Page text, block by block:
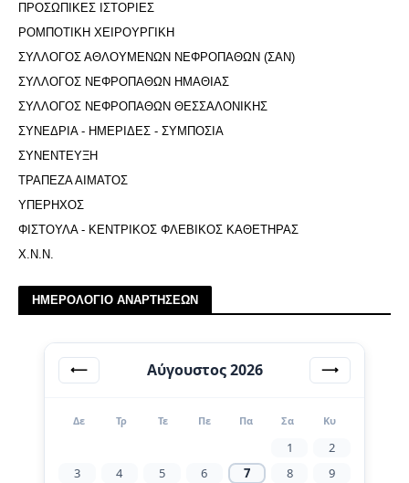
ΠΡΟΣΩΠΙΚΕΣ ΙΣΤΟΡΙΕΣ
ΡΟΜΠΟΤΙΚΗ ΧΕΙΡΟΥΡΓΙΚΗ
ΣΥΛΛΟΓΟΣ ΑΘΛΟΥΜΕΝΩΝ ΝΕΦΡΟΠΑΘΩΝ (ΣΑΝ)
ΣΥΛΛΟΓΟΣ ΝΕΦΡΟΠΑΘΩΝ ΗΜΑΘΙΑΣ
ΣΥΛΛΟΓΟΣ ΝΕΦΡΟΠΑΘΩΝ ΘΕΣΣΑΛΟΝΙΚΗΣ
ΣΥΝΕΔΡΙΑ - ΗΜΕΡΙΔΕΣ - ΣΥΜΠΟΣΙΑ
ΣΥΝΕΝΤΕΥΞΗ
ΤΡΑΠΕΖΑ ΑΙΜΑΤΟΣ
ΥΠΕΡΗΧΟΣ
ΦΙΣΤΟΥΛΑ - ΚΕΝΤΡΙΚΟΣ ΦΛΕΒΙΚΟΣ ΚΑΘΕΤΗΡΑΣ
Χ.Ν.Ν.
ΗΜΕΡΟΛΟΓΙΟ ΑΝΑΡΤΗΣΕΩΝ
⟵ Αύγουστος 2026 ⟶
Δε Τρ Τε Πε Πα Σα Κυ
1
2
3
4 5 6 7 8
9